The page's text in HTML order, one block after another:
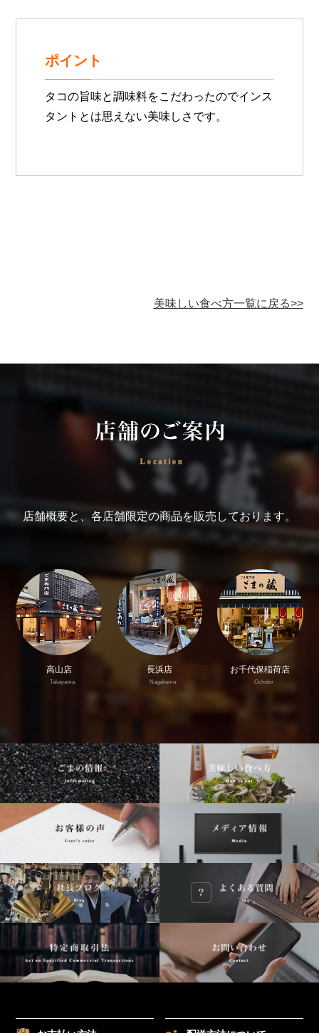
ポイント
タコの旨味と調味料をこだわったのでインス
タントとは思えない美味しさです。
美味しい食べ方一覧に戻る>>
店舗概要と、各店舗限定の商品を販売しております。
高山店
Takayama
長浜店
Nagahama
お千代保稲荷店
Ochobo